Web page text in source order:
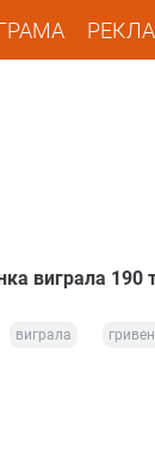
виграла 190
виграла